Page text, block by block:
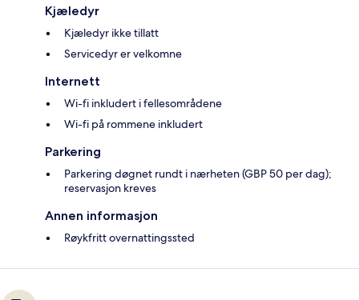
Kjæledyr
Kjæledyr ikke tillatt
Servicedyr er velkomne
Internett
Wi-fi inkludert i fellesområdene
Wi-fi på rommene inkludert
Parkering
Parkering døgnet rundt i nærheten (GBP 50 per dag);
reservasjon kreves
Annen informasjon
Røykfritt overnattingssted